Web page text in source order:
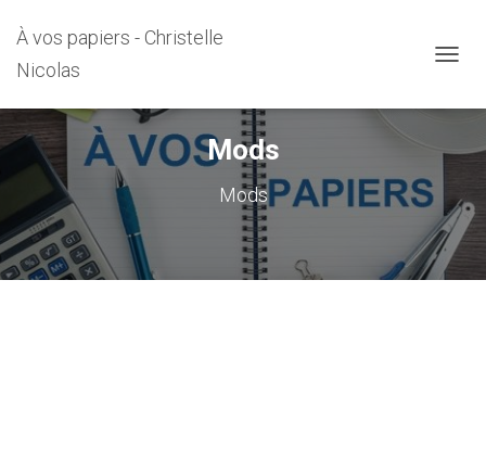
À vos papiers - Christelle
Nicolas
Mods
Mods